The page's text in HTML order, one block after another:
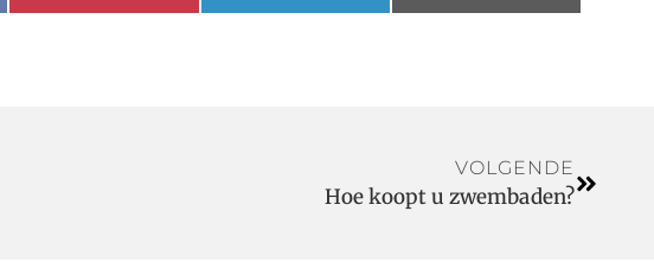
VOLGENDE
Hoe koopt u zwembaden?